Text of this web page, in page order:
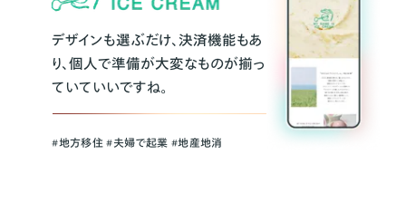
デザインも選ぶだけ、決済機能もあ
り、個人で準備が大変なものが揃っ
ていていいですね。
#地方移住 #夫婦で起業 #地産地消